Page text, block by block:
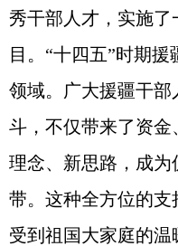
秀干部人才，实施
目。“十四五”时期
领域。广大援疆干
斗，不仅带来了资
理念、新思路，成为
带。这种全方位的
受到祖国大家庭的